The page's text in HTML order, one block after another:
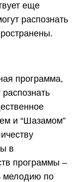
еще
распознать
программа,
и “Шазамом”
в
программы –
мелодию по